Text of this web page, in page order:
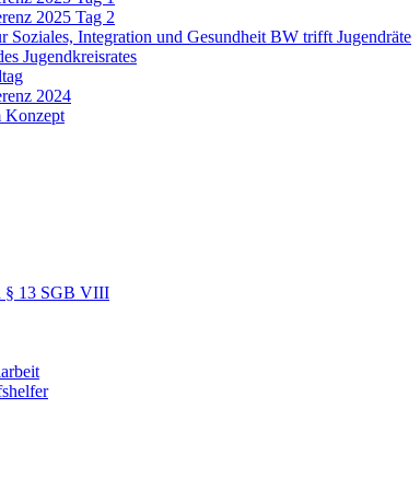
2025 Tag 2
Soziales, Integration und Gesundheit BW trifft Jugendräte
Jugendkreisrates
2024
Konzept
§ 13 SGB VIII